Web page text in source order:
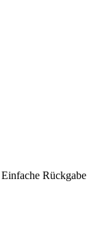
Einfache Rückgabe